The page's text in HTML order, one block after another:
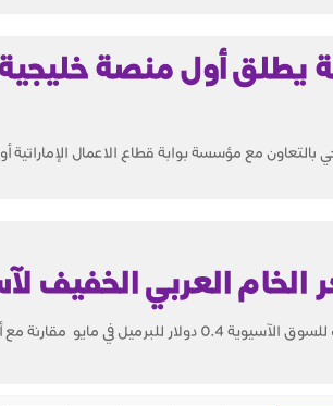
يطلق أول منصة
مع مؤسسة بوابة قطاع الاعمال الإماراتية
العربي الخفيف
مع أبريل ، وخفضت السعر للسوقين...